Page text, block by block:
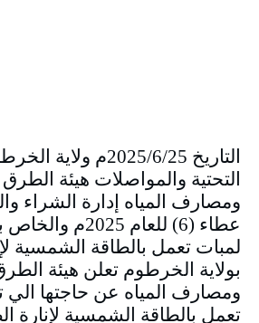
التاريخ 2025/6/25م
التحتية والمواصلات هيئة
ومصارف المياه إدارة الشراء
عطاء (6) للعام
لمبات تعمل بالطاقة الشمسية
بولاية الخرطوم تعلن هيئة
ومصارف المياه عن حاجتها الي
تعمل بالطاقة الشمسية لإنارة